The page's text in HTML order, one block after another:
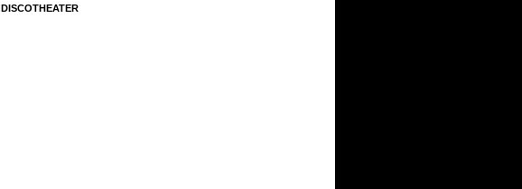
DISCOTHEATER